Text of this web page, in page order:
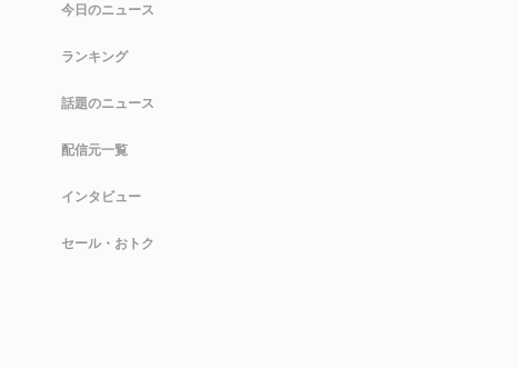
今日のニュース
ランキング
話題のニュース
配信元一覧
インタビュー
セール・おトク